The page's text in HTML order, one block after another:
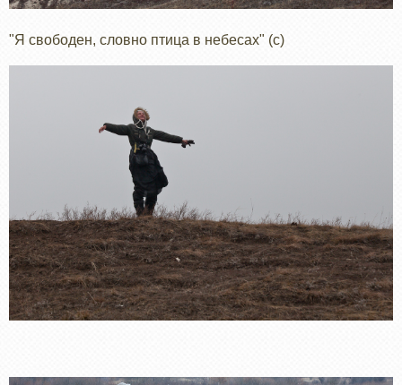
"Я свободен, словно птица в небесах" (с)